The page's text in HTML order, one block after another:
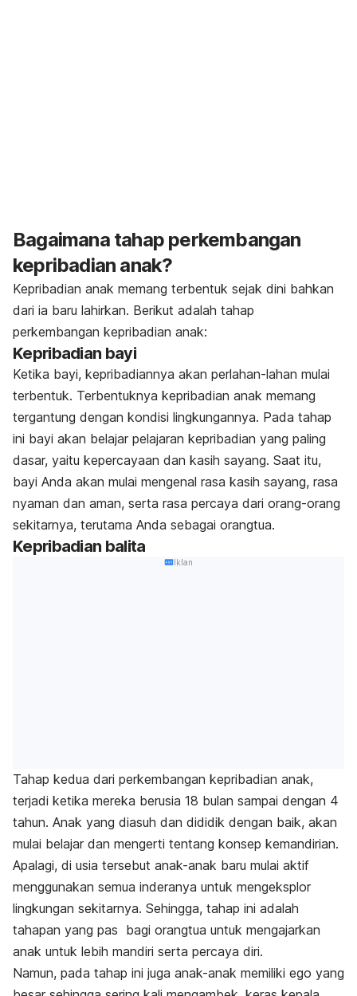
Bagaimana tahap perkembangan
kepribadian anak?
Kepribadian anak memang terbentuk sejak dini bahkan
dari ia baru lahirkan. Berikut adalah tahap
perkembangan kepribadian anak:
Kepribadian bayi
Ketika bayi, kepribadiannya akan perlahan-lahan mulai
terbentuk. Terbentuknya kepribadian anak memang
tergantung dengan kondisi lingkungannya. Pada tahap
ini bayi akan belajar pelajaran kepribadian yang paling
dasar, yaitu kepercayaan dan kasih sayang. Saat itu,
bayi Anda akan mulai mengenal rasa kasih sayang, rasa
nyaman dan aman, serta rasa percaya dari orang-orang
sekitarnya, terutama Anda sebagai orangtua.
Kepribadian balita
Iklan
Tahap kedua dari perkembangan kepribadian anak,
terjadi ketika mereka berusia 18 bulan sampai dengan 4
tahun. Anak yang diasuh dan dididik dengan baik, akan
mulai belajar dan mengerti tentang konsep kemandirian.
Apalagi, di usia tersebut anak-anak baru mulai aktif
menggunakan semua inderanya untuk mengeksplor
lingkungan sekitarnya. Sehingga, tahap ini adalah
tahapan yang pas bagi orangtua untuk mengajarkan
anak untuk lebih mandiri serta percaya diri.
Namun, pada tahap ini juga anak-anak memiliki ego yang